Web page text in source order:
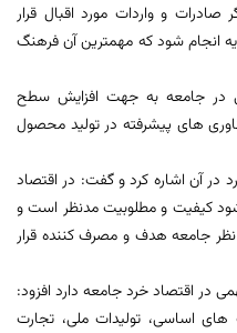
و واردات مورد اقبال قرار
انجام شود که مهمترین آن فرهنگ
در جامعه به جهت افزایش سطح
های پیشرفته در تولید محصول
در آن اشاره کرد و گفت: در اقتصاد
کیفیت و مطلوبیت مدنظر است و
جامعه هدف و مصرف کننده قرار
در اقتصاد خرد جامعه دارد افزود:
اساسی، تولیدات ملی، تجارت